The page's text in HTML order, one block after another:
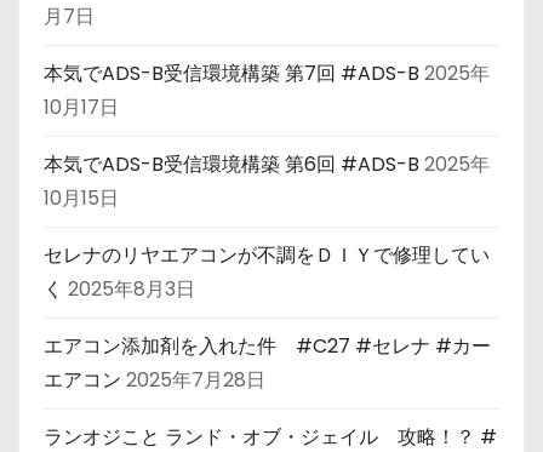
月7日
本気でADS-B受信環境構築 第7回 #ADS-B 2025年
10月17日
本気でADS-B受信環境構築 第6回 #ADS-B 2025年
10月15日
セレナのリヤエアコンが不調をＤＩＹで修理してい
く 2025年8月3日
エアコン添加剤を入れた件 #C27 #セレナ #カー
エアコン 2025年7月28日
ランオジこと ランド・オブ・ジェイル 攻略！？ #